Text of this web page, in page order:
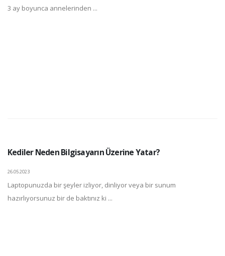
3 ay boyunca annelerinden ...
Kediler Neden Bilgisayarın Üzerine Yatar?
26.05.2023
Laptopunuzda bir şeyler izliyor, dinliyor veya bir sunum
hazırlıyorsunuz bir de baktınız ki ...